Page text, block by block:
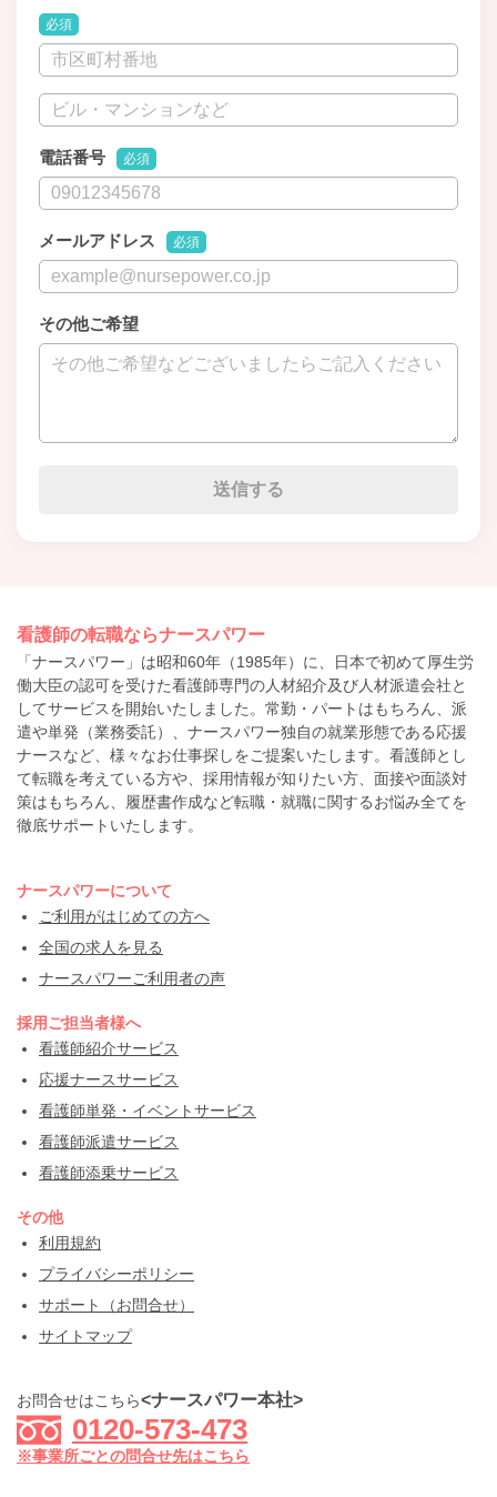
必須
電話番号 必須
メールアドレス 必須
その他ご希望
看護師の転職ならナースパワー
「ナースパワー」は昭和60年（1985年）に、日本で初めて厚生労
働大臣の認可を受けた看護師専門の人材紹介及び人材派遣会社と
してサービスを開始いたしました。常勤・パートはもちろん、派
遣や単発（業務委託）、ナースパワー独自の就業形態である応援
ナースなど、様々なお仕事探しをご提案いたします。看護師とし
て転職を考えている方や、採用情報が知りたい方、面接や面談対
策はもちろん、履歴書作成など転職・就職に関するお悩み全てを
徹底サポートいたします。
ナースパワーについて
ご利用がはじめての方へ
全国の求人を見る
ナースパワーご利用者の声
採用ご担当者様へ
看護師紹介サービス
応援ナースサービス
看護師単発・イベントサービス
看護師派遣サービス
看護師添乗サービス
その他
利用規約
プライバシーポリシー
サポート（お問合せ）
サイトマップ
お問合せはこちら<ナースパワー本社>
0120-573-473
※事業所ごとの問合せ先はこちら